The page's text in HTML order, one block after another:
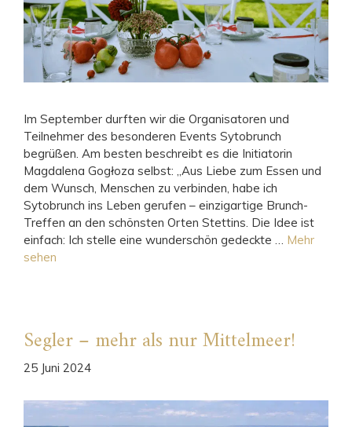
Im September durften wir die Organisatoren und
Teilnehmer des besonderen Events Sytobrunch
begrüßen. Am besten beschreibt es die Initiatorin
Magdalena Gogłoza selbst: „Aus Liebe zum Essen und
dem Wunsch, Menschen zu verbinden, habe ich
Sytobrunch ins Leben gerufen – einzigartige Brunch-
Treffen an den schönsten Orten Stettins. Die Idee ist
einfach: Ich stelle eine wunderschön gedeckte … Mehr
sehen
Segler – mehr als nur Mittelmeer!
25 Juni 2024